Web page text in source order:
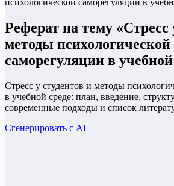
психологической саморегуляции в
Реферат на тему «Стресс
методы психологической
саморегуляции в учебной
Стресс у студентов и методы
в учебной среде: план, введение,
современные подходы и список
Сгенерировать с AI